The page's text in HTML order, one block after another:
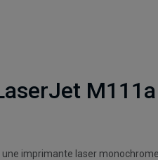
M111a
une imprimante laser